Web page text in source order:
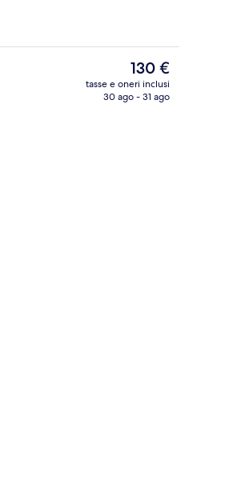
Camera Premium, 2 letti
Il
prezzo
attuale
130 €
tasse e oneri inclusi
30 ago - 31 ago